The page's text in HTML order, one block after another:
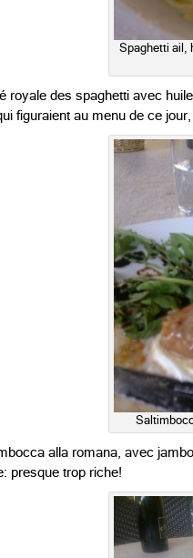
Spaghetti ail,
royale des spaghetti avec
figuraient au menu de ce
alla romana, avec
presque trop riche!